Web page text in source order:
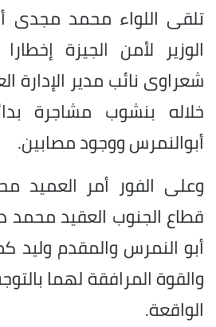
تلقى اللواء محمد مجدى
الوزير لأمن الجيزة
شعراوى نائب مدير الإدارة
خلاله بنشوب مشاجرة
أبوالنمرس ووجود مصابين.
وعلى الفور أمر العميد
قطاع الجنوب العقيد
أبو النمرس والمقدم وليد
والقوة المرافقة لهما
الواقعة.